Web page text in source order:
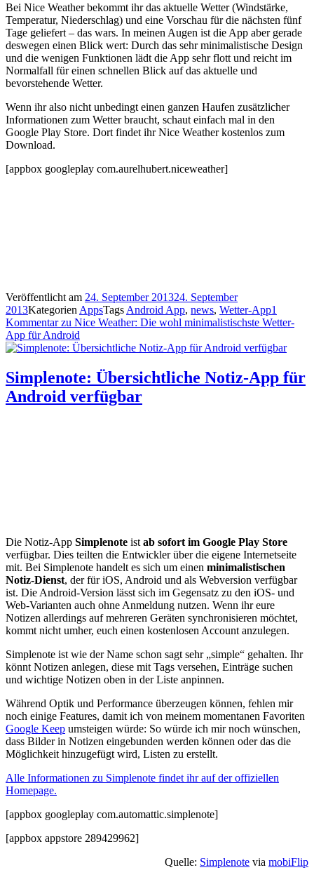
Bei Nice Weather bekommt ihr das aktuelle Wetter (Windstärke,
Temperatur, Niederschlag) und eine Vorschau für die nächsten fünf
Tage geliefert – das wars. In meinen Augen ist die App aber gerade
deswegen einen Blick wert: Durch das sehr minimalistische Design
und die wenigen Funktionen lädt die App sehr flott und reicht im
Normalfall für einen schnellen Blick auf das aktuelle und
bevorstehende Wetter.
Wenn ihr also nicht unbedingt einen ganzen Haufen zusätzlicher
Informationen zum Wetter braucht, schaut einfach mal in den
Google Play Store. Dort findet ihr Nice Weather kostenlos zum
Download.
[appbox googleplay com.aurelhubert.niceweather]
Veröffentlicht am 24. September 201324. September
2013Kategorien AppsTags Android App, news, Wetter-App1
Kommentarzu Nice Weather: Die wohl minimalistischste Wetter-
App für Android
Simplenote: Übersichtliche Notiz-App für
Android verfügbar
Die Notiz-App Simplenote ist ab sofort im Google Play Store
verfügbar. Dies teilten die Entwickler über die eigene Internetseite
mit. Bei Simplenote handelt es sich um einen minimalistischen
Notiz-Dienst, der für iOS, Android und als Webversion verfügbar
ist. Die Android-Version lässt sich im Gegensatz zu den iOS- und
Web-Varianten auch ohne Anmeldung nutzen. Wenn ihr eure
Notizen allerdings auf mehreren Geräten synchronisieren möchtet,
kommt nicht umher, euch einen kostenlosen Account anzulegen.
Simplenote ist wie der Name schon sagt sehr „simple“ gehalten. Ihr
könnt Notizen anlegen, diese mit Tags versehen, Einträge suchen
und wichtige Notizen oben in der Liste anpinnen.
Während Optik und Performance überzeugen können, fehlen mir
noch einige Features, damit ich von meinem momentanen Favoriten
Google Keep umsteigen würde: So würde ich mir noch wünschen,
dass Bilder in Notizen eingebunden werden können oder das die
Möglichkeit hinzugefügt wird, Listen zu erstellt.
Alle Informationen zu Simplenote findet ihr auf der offiziellen
Homepage.
[appbox googleplay com.automattic.simplenote]
[appbox appstore 289429962]
Quelle: Simplenote via mobiFlip